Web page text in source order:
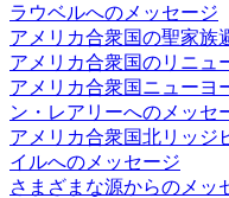
ラウベルへのメッセージ
アメリカ合衆国の聖家族
アメリカ合衆国のリニュ
アメリカ合衆国ニューヨ
ン・レアリーへのメッセ
アメリカ合衆国北リッジ
イルへのメッセージ
さまざまな源からのメッ